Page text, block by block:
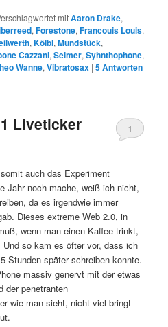
mitAaron Drake,
,Forestone,Francouis Louis,
,Kölbl,Mundstück,
Cazzani,Selmer,Syhnthophone,
Wanne,Vibratosax |5Antworten
Liveticker 1
auch das Experiment
Jahr noch mache, weiß ich nicht,
da es irgendwie immer
Dieses extreme Web 2.0, in
wenn man einen Kaffee trinkt,
so kam es öfter vor, dass ich
Stunden später schreiben konnte.
massiv genervt mit der etwas
der penetranten
wie man sieht, nicht viel bringt